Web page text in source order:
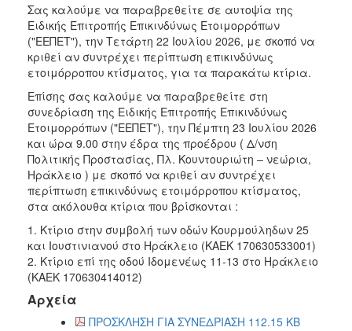
Σας καλούμε να παραβρεθείτε σε αυτοψία της
Ειδικής Επιτροπής Επικινδύνως Ετοιμορρόπων
("ΕΕΠΕΤ"), την Τετάρτη 22 Ιουλίου 2026, με σκοπό να
κριθεί αν συντρέχει περίπτωση επικινδύνως
ετοιμόρροπου κτίσματος, για τα παρακάτω κτίρια.
Επίσης σας καλούμε να παραβρεθείτε στη
συνεδρίαση της Ειδικής Επιτροπής Επικινδύνως
Ετοιμορρόπων ("ΕΕΠΕΤ"), την Πέμπτη 23 Ιουλίου 2026
και ώρα 9.00 στην έδρα της προέδρου ( Δ/νση
Πολιτικής Προστασίας, Πλ. Κουντουριώτη – νεώρια,
Ηράκλειο ) με σκοπό να κριθεί αν συντρέχει
περίπτωση επικινδύνως ετοιμόρροπου κτίσματος,
στα ακόλουθα κτίρια που βρίσκονται :
1. Κτίριο στην συμβολή των οδών Κουρμούληδων 25
και Ιουστινιανού στο Ηράκλειο (ΚΑΕΚ 170630533001)
2. Κτίριο επί της οδού Ιδομενέως 11-13 στο Ηράκλειο
(ΚΑΕΚ 170630414012)
Αρχεία
ΠΡΟΣΚΛΗΣΗ ΓΙΑ ΣΥΝΕΔΡΙΑΣΗ 112.15 KB